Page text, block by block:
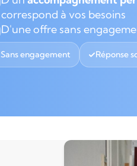
correspond à vos besoins
D'une offre sans
Sans engagement Réponse